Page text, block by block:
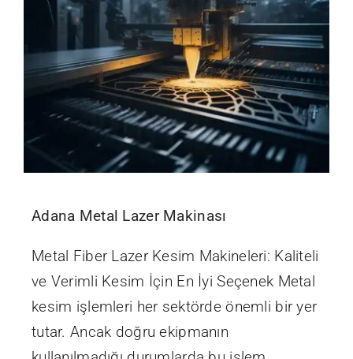
Adana Metal Lazer Makinası
Metal Fiber Lazer Kesim Makineleri: Kaliteli
ve Verimli Kesim İçin En İyi Seçenek Metal
kesim işlemleri her sektörde önemli bir yer
tutar. Ancak doğru ekipmanın